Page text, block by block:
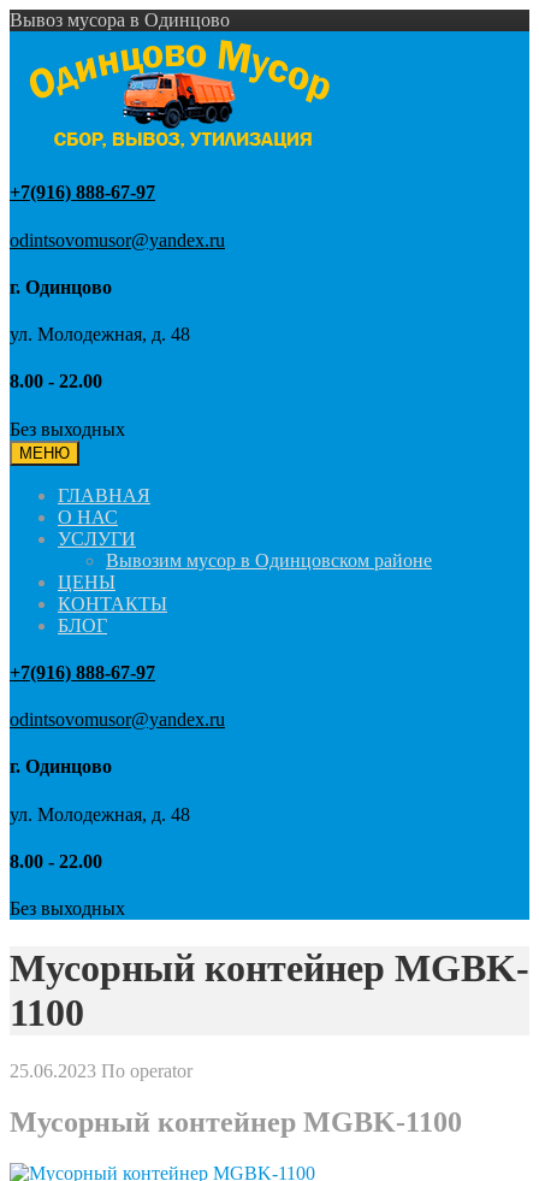
Вывоз мусора в Одинцово
+7(916) 888-67-97
odintsovomusor@yandex.ru
г. Одинцово
ул. Молодежная, д. 48
8.00 - 22.00
Без выходных
МЕНЮ
ГЛАВНАЯ
О НАС
УСЛУГИ
Вывозим мусор в Одинцовском районе
ЦЕНЫ
КОНТАКТЫ
БЛОГ
+7(916) 888-67-97
odintsovomusor@yandex.ru
г. Одинцово
ул. Молодежная, д. 48
8.00 - 22.00
Без выходных
Мусорный контейнер MGBK-
1100
25.06.2023 По operator
Мусорный контейнер MGBK-1100